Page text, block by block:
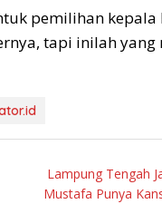
pemilihan
tapi inilah
Lampung Tengah
Mustafa Punya